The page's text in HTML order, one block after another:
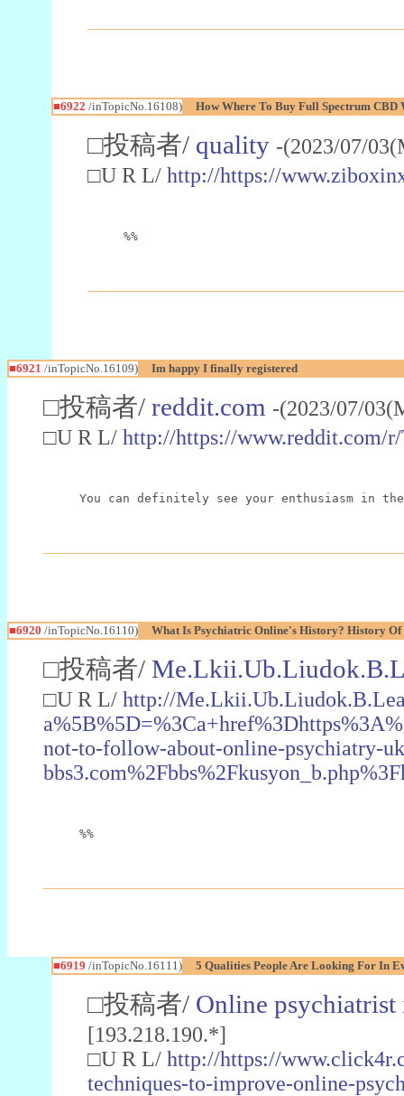
■6922 /inTopicNo.16108) How Where To Buy Full Spectrum CBD
□投稿者/ quality -(2023/07/
□U R L/ http://https://
%%
■6921 /inTopicNo.16109) Im happy I finally registered
□投稿者/ reddit.com -(2023/07/
□U R L/ http://https://www.reddit.com/
You can definitely see your enthusiasm in
■6920 /inTopicNo.16110) What Is Psychiatric Online's History? History
□投稿者/
□U R L/ http://
not-to-follow-about-online-psychiatry-
%%
■6919 /inTopicNo.16111) 5 Qualities People Are Looking For In
□投稿者/ Online psychiatrist
[193.218.190.*]
□U R L/ http://https://
techniques-to-improve-online-